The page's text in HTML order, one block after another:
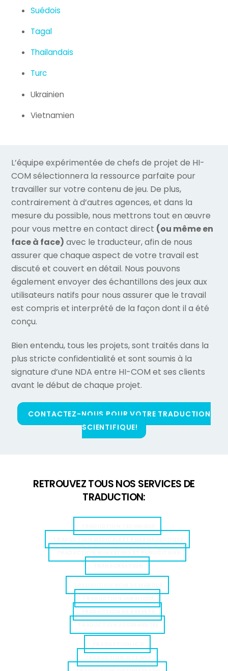
Suédois
Tagal
Thailandais
Turc
Ukrainien
Vietnamien
L’équipe expérimentée de chefs de projet de HI-
COM sélectionnera la ressource parfaite pour
travailler sur votre contenu de jeu. De plus,
contrairement à d’autres agences, et dans la
mesure du possible, nous mettrons tout en œuvre
pour vous mettre en contact direct (ou même en
face à face) avec le traducteur, afin de nous
assurer que chaque aspect de votre travail est
discuté et couvert en détail. Nous pouvons
également envoyer des échantillons des jeux aux
utilisateurs natifs pour nous assurer que le travail
est compris et interprété de la façon dont il a été
conçu.
Bien entendu, tous les projets, sont traités dans la
plus stricte confidentialité et sont soumis à la
signature d’une NDA entre HI-COM et ses clients
avant le début de chaque projet.
CONTACTEZ-NOUS POUR VOTRE TRADUCTION
SCIENTIFIQUE!
RETROUVEZ TOUS NOS SERVICES DE
TRADUCTION: